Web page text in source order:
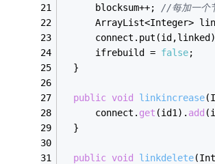
      blocksum++;
//每加一个
ArrayList<Integer>
      ifrebuild =
false;
  }
public void linkincrease(
      connect.
get (id1). add
  }
public void linkdelete(